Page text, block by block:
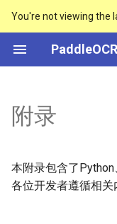
You're not viewing the
검
기
快速开始
基于C++预测引擎推理
Visual Studio 2019
Community CMake
快速开始
快速安装
快速开始
模型库
文本检测算法
文本识别算法
通用
制造
其它数据标注工具
其它数据合成工具
手写中文OCR数据集
垂类多语言OCR数据集
附录2：文档规范
2.1 总体说明
附录
本附录包含了
各位开发者遵循相关